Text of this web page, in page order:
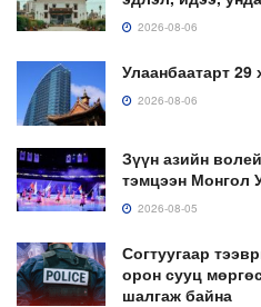
2026-08-06
Улаанбаатарт
2026-08-06
Зүүн азийн
тэмцээн Монгол
2026-08-05
Согтуугаар
орон сууц
шалгаж байна